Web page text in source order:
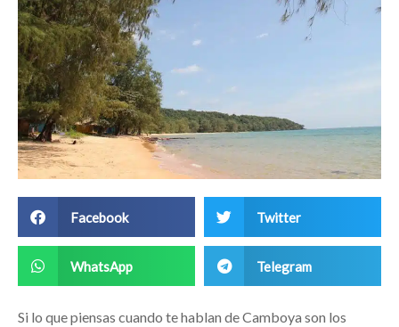
Facebook Twitter
WhatsApp Telegram
Si lo que piensas cuando te hablan de Camboya son los